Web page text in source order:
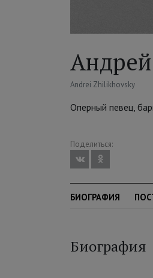
Andrei Zhilikhovsky
Оперный певец,
Поделиться:
БИОГРАФИЯ
Биография